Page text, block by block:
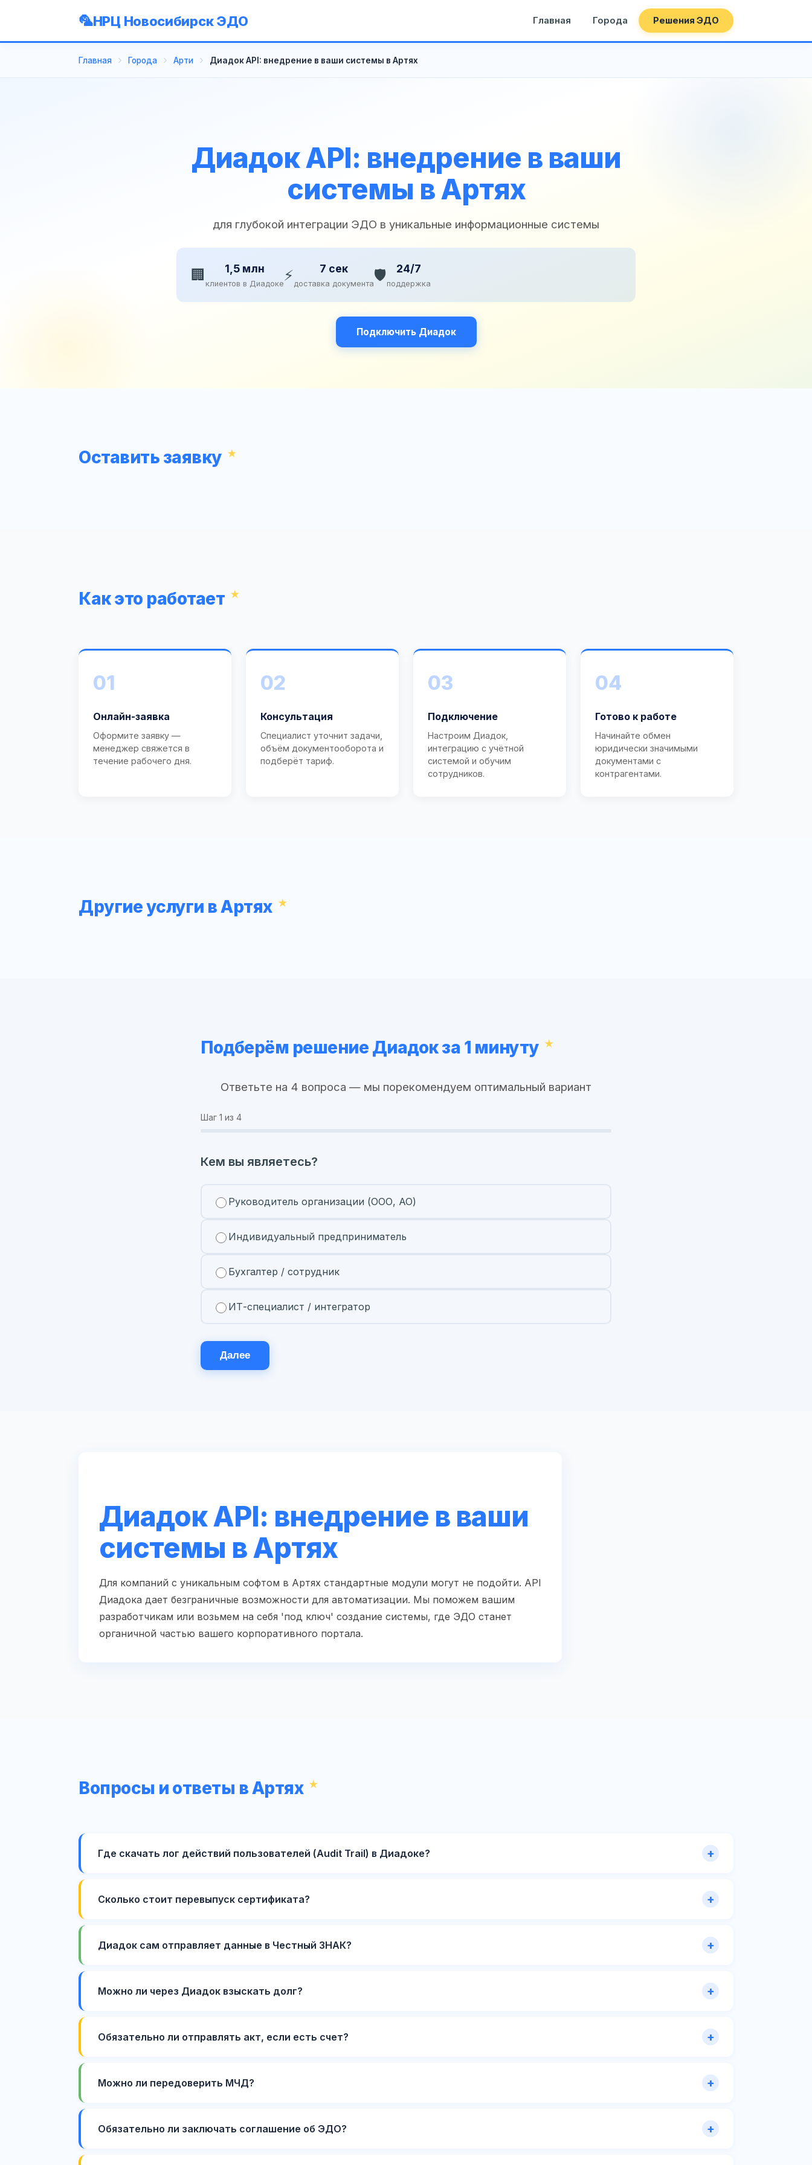
НРЦ Новосибирск ЭДО Главная Города Решения ЭДО
Главная Города Арти Диадок API: внедрение в ваши системы в Артях
Диадок API: внедрение в ваши
системы в Артях
для глубокой интеграции ЭДО в уникальные информационные системы
🏢 1,5 млн
клиентов в Диадоке ⚡ 7 сек
доставка документа🛡️ 24/7
поддержка
Подключить Диадок
Оставить заявку
Как это работает
01
Онлайн-заявка
Оформите заявку —
менеджер свяжется в
течение рабочего дня.
02
Консультация
Специалист уточнит задачи,
объём документооборота и
подберёт тариф.
03
Подключение
Настроим Диадок,
интеграцию с учётной
системой и обучим
сотрудников.
04
Готово к работе
Начинайте обмен
юридически значимыми
документами с
контрагентами.
Другие услуги в Артях
Подберём решение Диадок за 1 минуту
Ответьте на 4 вопроса — мы порекомендуем оптимальный вариант
Шаг 1 из 4
Кем вы являетесь?
Руководитель организации (ООО, АО)
Индивидуальный предприниматель
Бухгалтер / сотрудник
ИТ-специалист / интегратор
Далее
Диадок API: внедрение в ваши
системы в Артях
Для компаний с уникальным софтом в Артях стандартные модули могут не подойти. API
Диадока дает безграничные возможности для автоматизации. Мы поможем вашим
разработчикам или возьмем на себя 'под ключ' создание системы, где ЭДО станет
органичной частью вашего корпоративного портала.
Вопросы и ответы в Артях
Где скачать лог действий пользователей (Audit Trail) в Диадоке?
Сколько стоит перевыпуск сертификата?
Диадок сам отправляет данные в Честный ЗНАК?
Можно ли через Диадок взыскать долг?
Обязательно ли отправлять акт, если есть счет?
Можно ли передоверить МЧД?
Обязательно ли заключать соглашение об ЭДО?